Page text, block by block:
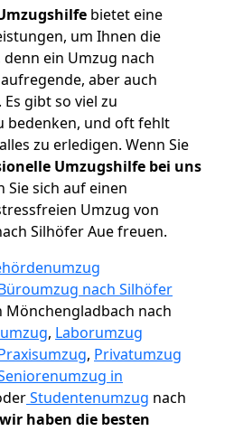
bietet eine
um Ihnen die
ein Umzug nach
aber auch
gibt so viel zu
bedenken, und oft fehlt
zu erledigen. Wenn Sie
Umzugshilfe bei uns
Sie sich auf einen
Umzug von
Silhöfer Aue freuen.
nach Silhöfer
Mönchengladbach nach
, Laborumzug
, Privatumzug
in
Studentenumzug nach
wir haben die besten